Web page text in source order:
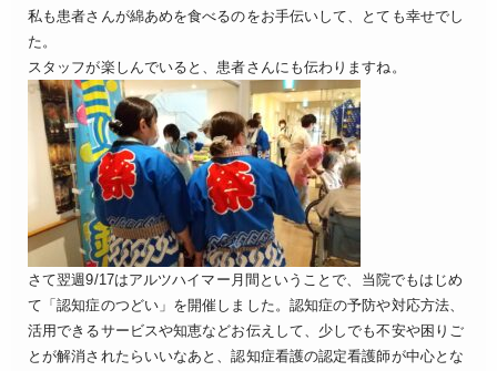
私も患者さんが綿あめを食べるのをお手伝いして、とても幸せでし
た。
スタッフが楽しんでいると、患者さんにも伝わりますね。
さて翌週9/17はアルツハイマー月間ということで、当院でもはじめ
て「認知症のつどい」を開催しました。認知症の予防や対応方法、
活用できるサービスや知恵などお伝えして、少しでも不安や困りご
とが解消されたらいいなあと、認知症看護の認定看護師が中心とな